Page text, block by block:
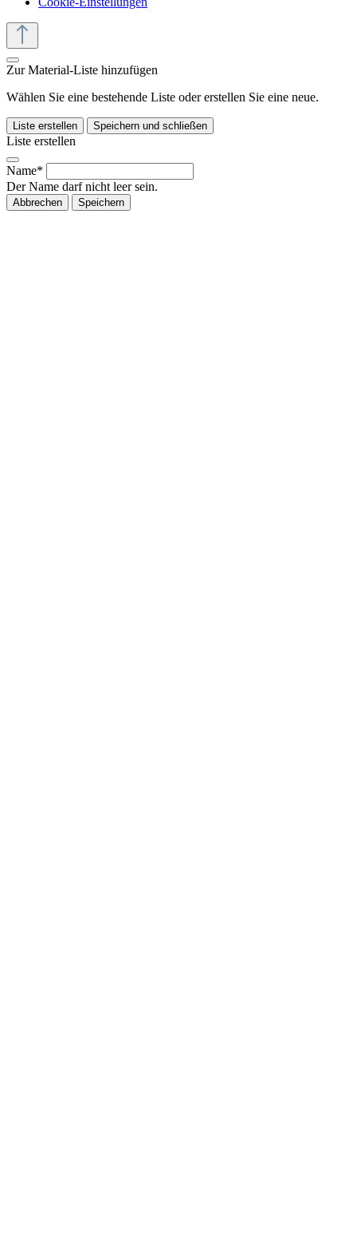
Zur Material-Liste hinzufügen
Wählen Sie eine bestehende Liste oder erstellen Sie eine neue.
Liste erstellen Speichern und schließen
Liste erstellen
Name*
Der Name darf nicht leer sein.
Abbrechen Speichern